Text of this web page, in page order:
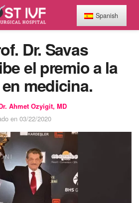
Dr. Savas
el premio a la
medicina.
Ahmet Ozyigit, MD
en 03/22/2020
Spanish